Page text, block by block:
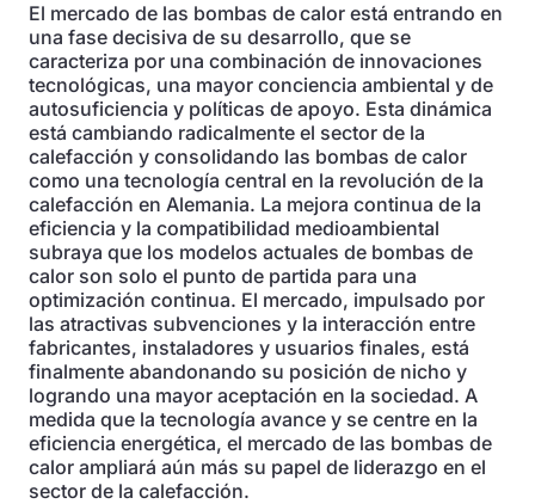
El mercado de las bombas de calor está entrando en
una fase decisiva de su desarrollo, que se
caracteriza por una combinación de innovaciones
tecnológicas, una mayor conciencia ambiental y de
autosuficiencia y políticas de apoyo. Esta dinámica
está cambiando radicalmente el sector de la
calefacción y consolidando las bombas de calor
como una tecnología central en la revolución de la
calefacción en Alemania. La mejora continua de la
eficiencia y la compatibilidad medioambiental
subraya que los modelos actuales de bombas de
calor son solo el punto de partida para una
optimización continua. El mercado, impulsado por
las atractivas subvenciones y la interacción entre
fabricantes, instaladores y usuarios finales, está
finalmente abandonando su posición de nicho y
logrando una mayor aceptación en la sociedad. A
medida que la tecnología avance y se centre en la
eficiencia energética, el mercado de las bombas de
calor ampliará aún más su papel de liderazgo en el
sector de la calefacción.